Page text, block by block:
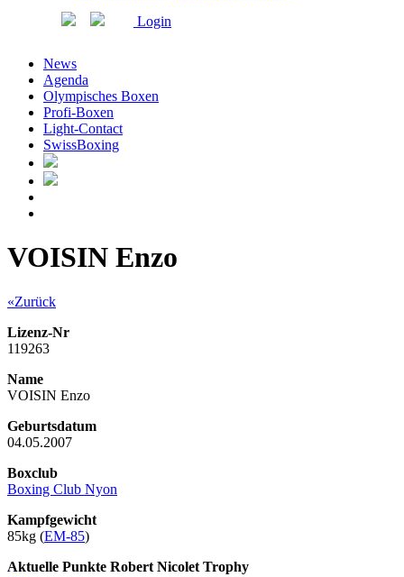
Login
News
Agenda
Olympisches Boxen
Profi-Boxen
Light-Contact
SwissBoxing
VOISIN Enzo
«Zurück
Lizenz-Nr
119263
Name
VOISIN Enzo
Geburtsdatum
04.05.2007
Boxclub
Boxing Club Nyon
Kampfgewicht
85kg (EM-85)
Aktuelle Punkte Robert Nicolet Trophy